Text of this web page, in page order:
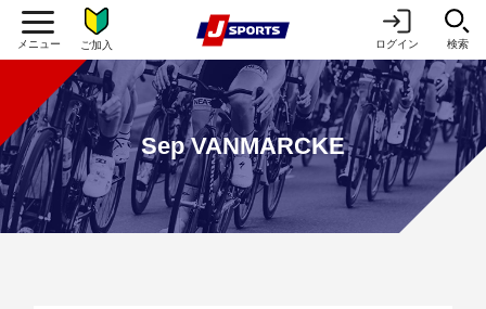
ご加入 ログイン 検索
Sep VANMARCKE